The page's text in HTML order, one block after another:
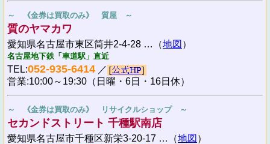
～ 《金券は買取のみ》 質屋 ～
質のヤマカワ
愛知県名古屋市東区筒井2-4-28 …（地図 ）
名古屋地下鉄「車道駅」直近
TEL:052-935-6414 ／
営業:10:00～19:30（日曜・6日・16日休）
～ 《金券は買取のみ》 リサイクルショップ ～
セカンドストリート 千種駅南店
愛知県名古屋市千種区新栄3-20-17 …（地図 ）